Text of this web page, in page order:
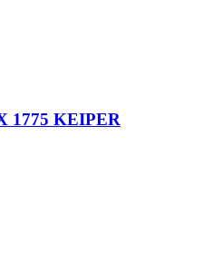
1775 KEIPER